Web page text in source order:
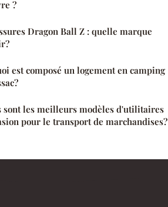
?
Dragon Ball Z : quelle marque
est composé un logement en camping
sont les meilleurs modèles d'utilitaires
pour le transport de marchandises?